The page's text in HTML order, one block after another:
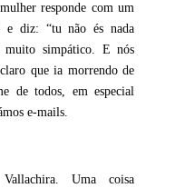
responde com um
e diz: “tu não és nada
simpático. E nós
que ia morrendo de
de todos, em especial
e-mails.
Uma coisa